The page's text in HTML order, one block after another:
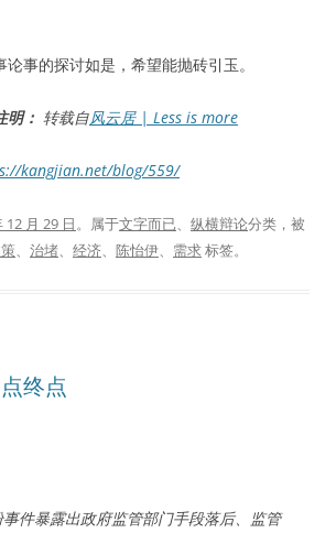
事的探讨如是，希望能抛砖引玉。
明： 转载自风云居 | Less is more
kangjian.net/blog/559/
12 月 29 日。属于文字而已、 纵横辩论分类，被
、 治堵、 经济、 陈怡伊、 需求标签。
终点
件暴露出政府监管部门手段落后、监管